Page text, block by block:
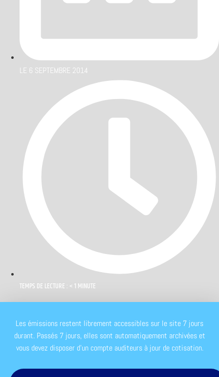
LE 6 SEPTEMBRE 2014
TEMPS DE LECTURE : < 1 MINUTE
Les émissions restent librement accessibles sur le site 7 jours
durant. Passés 7 jours, elles sont automatiquement archivées et
vous devez disposer d'un compte auditeurs à jour de cotisation.